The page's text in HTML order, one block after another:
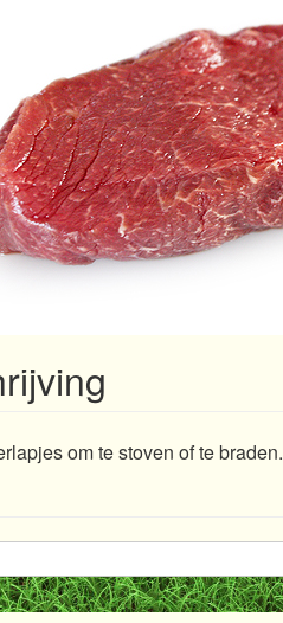
om te stoven of te braden.